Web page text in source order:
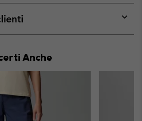
or
or
Anche